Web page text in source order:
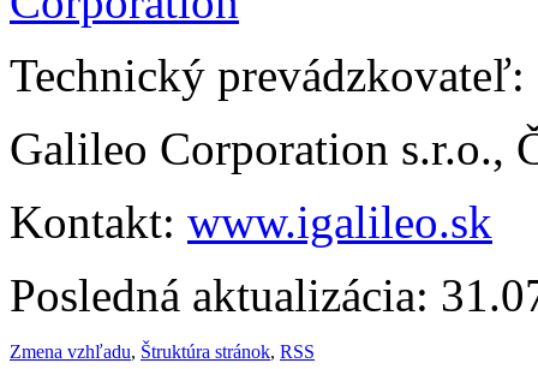
Technický prevádzkovateľ:
Galileo Corporation s.r.o.,
Kontakt: www.igalileo.sk
Posledná aktualizácia:
Zmena vzhľadu, Štruktúra stránok, RSS